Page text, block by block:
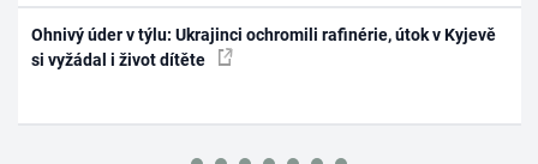
Ohnivý úder v týlu: Ukrajinci ochromili rafinérie, útok v Kyjevě
si vyžádal i život dítěte